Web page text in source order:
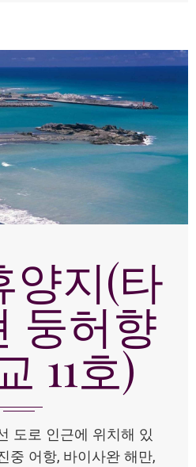
양지(타
둥허향
11호)
도로 인근에 위치해 있
중 어항, 바이사완 해만,